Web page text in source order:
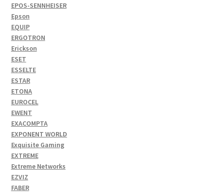
EPOS-SENNHEISER
Epson
EQUIP
ERGOTRON
Erickson
ESET
ESSELTE
ESTAR
ETONA
EUROCEL
EWENT
EXACOMPTA
EXPONENT WORLD
Exquisite Gaming
EXTREME
Extreme Networks
EZVIZ
FABER